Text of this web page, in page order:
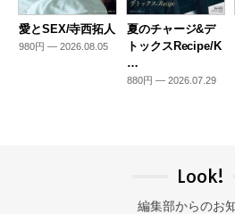
愛とSEX/寺西拓人
980円 — 2026.08.05
夏のチャージ&デ
トックスRecipe/K
…
880円 — 2026.07.29
Look!
編集部からのお